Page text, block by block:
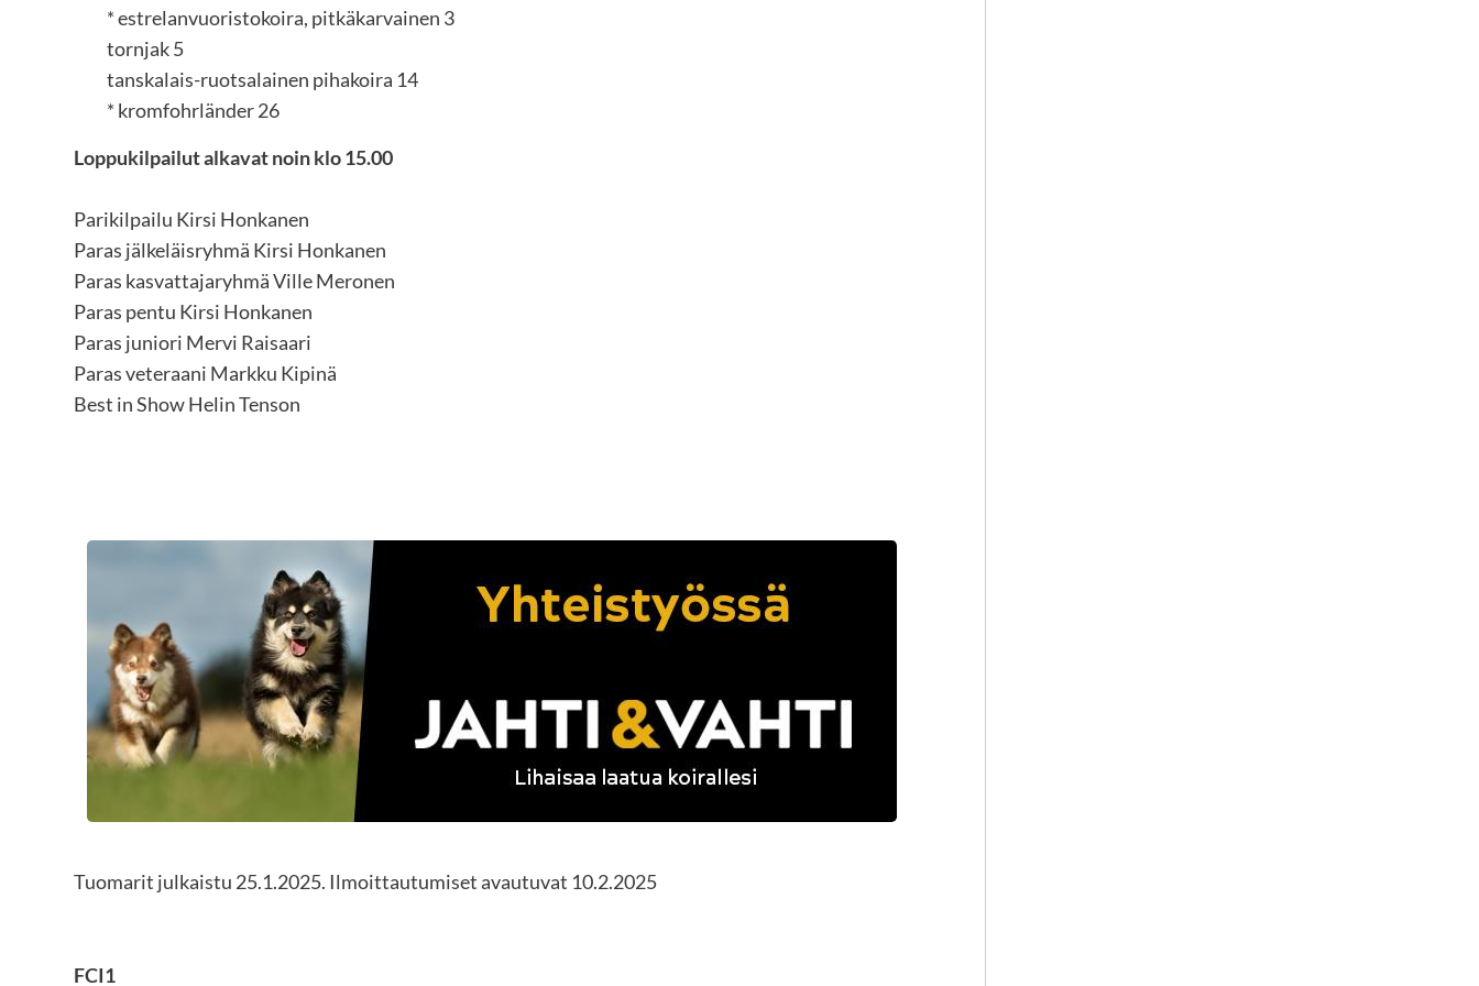
* estrelanvuoristokoira, pitkäkarvainen 3
tornjak 5
tanskalais-ruotsalainen pihakoira 14
* kromfohrländer 26
Loppukilpailut alkavat noin klo 15.00
Parikilpailu Kirsi Honkanen
Paras jälkeläisryhmä Kirsi Honkanen
Paras kasvattajaryhmä Ville Meronen
Paras pentu Kirsi Honkanen
Paras juniori Mervi Raisaari
Paras veteraani Markku Kipinä
Best in Show Helin Tenson
Tuomarit julkaistu 25.1.2025. Ilmoittautumiset avautuvat 10.2.2025
FCI1